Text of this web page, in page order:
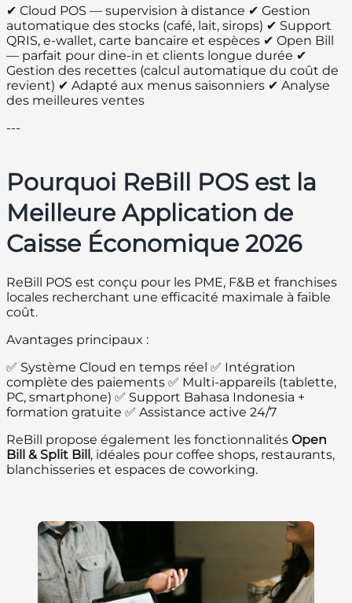
✔ Cloud POS — supervision à distance ✔ Gestion
automatique des stocks (café, lait, sirops) ✔ Support
QRIS, e-wallet, carte bancaire et espèces ✔ Open Bill
— parfait pour dine-in et clients longue durée ✔
Gestion des recettes (calcul automatique du coût de
revient) ✔ Adapté aux menus saisonniers ✔ Analyse
des meilleures ventes
---
Pourquoi ReBill POS est la
Meilleure Application de
Caisse Économique 2026
ReBill POS est conçu pour les PME, F&B et franchises
locales recherchant une efficacité maximale à faible
coût.
Avantages principaux :
✅ Système Cloud en temps réel ✅ Intégration
complète des paiements ✅ Multi-appareils (tablette,
PC, smartphone) ✅ Support Bahasa Indonesia +
formation gratuite ✅ Assistance active 24/7
ReBill propose également les fonctionnalités Open
Bill & Split Bill , idéales pour coffee shops, restaurants,
blanchisseries et espaces de coworking.